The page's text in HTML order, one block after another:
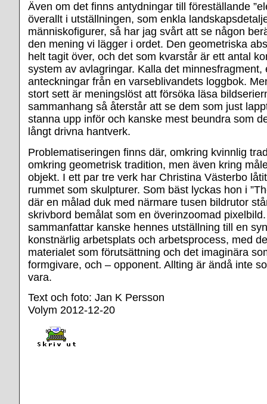
Även om det finns antydningar till föreställande
överallt i utställningen, som enkla
människofigurer, så har jag svårt att se någon
den mening vi lägger i ordet. Den geometriska
helt tagit över, och det som kvarstår är ett antal
system av avlagringar. Kalla det minnesfragment,
anteckningar från en varseblivandets loggbok.
stort sett är meningslöst att försöka läsa
sammanhang så återstår att se dem som just
stanna upp inför och kanske mest beundra som
långt drivna hantverk.
Problematiseringen finns där, omkring kvinnlig
omkring geometrisk tradition, men även kring
objekt. I ett par tre verk har Christina Västerbo
rummet som skulpturer. Som bäst lyckas hon i
där en målad duk med närmare tusen bildrutor
skrivbord bemålat som en överinzoomad
sammanfattar kanske hennes utställning till en
konstnärlig arbetsplats och arbetsprocess, med
materialet som förutsättning och det imaginära
formgivare, och – opponent. Allting är ändå inte
vara.
Text och foto: Jan K Persson
Volym 2012-12-20